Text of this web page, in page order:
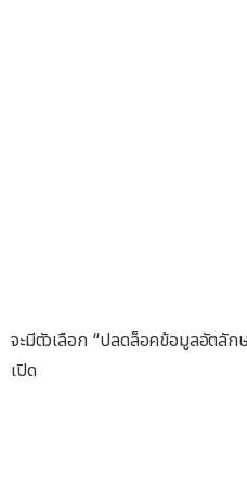
จะมีตัวเลือก “ปลดล็อคข้อมูลอัตลั
เปิด